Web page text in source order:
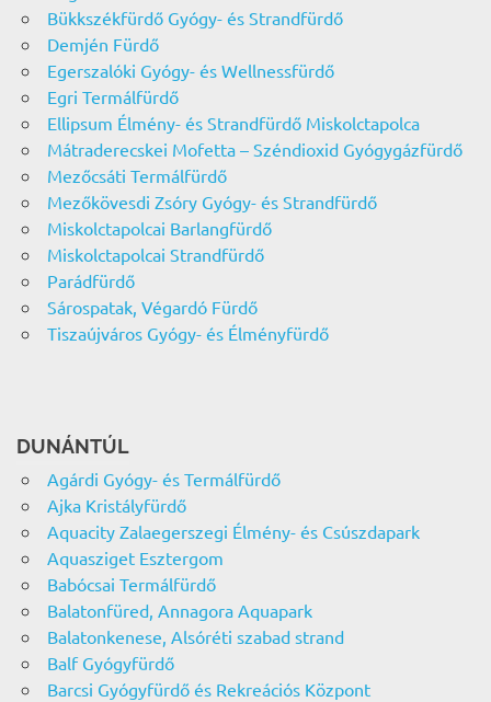
Bükkszékfürdő Gyógy- és Strandfürdő
Demjén Fürdő
Egerszalóki Gyógy- és Wellnessfürdő
Egri Termálfürdő
Ellipsum Élmény- és Strandfürdő Miskolctapolca
Mátraderecskei Mofetta – Széndioxid Gyógygázfürdő
Mezőcsáti Termálfürdő
Mezőkövesdi Zsóry Gyógy- és Strandfürdő
Miskolctapolcai Barlangfürdő
Miskolctapolcai Strandfürdő
Parádfürdő
Sárospatak, Végardó Fürdő
Tiszaújváros Gyógy- és Élményfürdő
DUNÁNTÚL
Agárdi Gyógy- és Termálfürdő
Ajka Kristályfürdő
Aquacity Zalaegerszegi Élmény- és Csúszdapark
Aquasziget Esztergom
Babócsai Termálfürdő
Balatonfüred, Annagora Aquapark
Balatonkenese, Alsóréti szabad strand
Balf Gyógyfürdő
Barcsi Gyógyfürdő és Rekreációs Központ